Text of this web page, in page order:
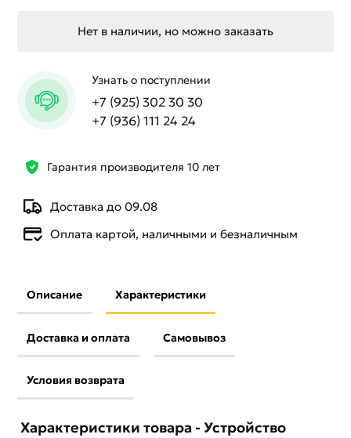
Гарантия производителя 10 лет
Доставка до 09.08
Оплата картой, наличными и безналичным
Нет в наличии, но можно заказать
Узнать о поступлении
+7 (925) 302 30 30
+7 (936) 111 24 24
Описание Характеристики
Доставка и оплата Самовывоз
Условия возврата
Характеристики товара - Устройство